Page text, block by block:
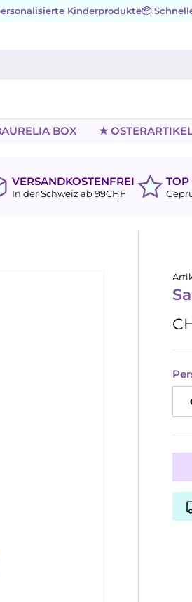
Kinderprodukte📦
BOX ★
VERSANDKOSTENFREI
In der Schweiz ab 99CHF
TOP